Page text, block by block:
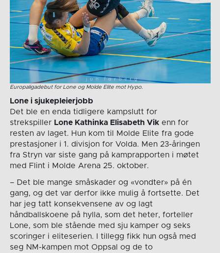
Europaligadebut for Lone og Molde Elite mot Hypo.
Lone i sjukepleierjobb
Det ble en enda tidligere kampslutt for
strekspiller Lone Kathinka Elisabeth Vikenn for
resten av laget. Hun kom til Molde Elite fra gode
prestasjoner i 1. divisjon for Volda. Men 23-åringen
fra Stryn var siste gang på kamprapporten i møtet
med Flint i Molde Arena 25. oktober.
– Det ble mange småskader og «vondter» på én
gang, og det var derfor ikke mulig å fortsette. Det
har jeg tatt konsekvensene av og lagt
håndballskoene på hylla, som det heter, forteller
Lone, som ble stående med sju kamper og seks
scoringer i eliteserien. I tillegg fikk hun også med
seg NM-kampen mot Oppsal og de to